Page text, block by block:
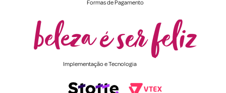
Formas de Pagamento
Implementação e Tecnologia